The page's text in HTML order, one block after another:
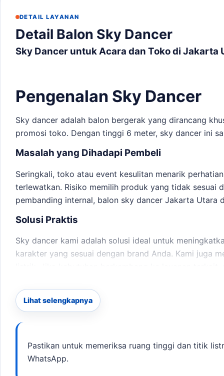
DETAIL LAYANAN
Detail Balon Sky Dancer
Sky Dancer untuk Acara dan Toko di Jakarta
Pengenalan Sky Dancer
Sky dancer adalah balon bergerak yang dirancang
promosi toko. Dengan tinggi 6 meter, sky dancer ini
Masalah yang Dihadapi Pembeli
Seringkali, toko atau event kesulitan menarik
terlewatkan. Risiko memilih produk yang tidak sesuai
pembanding internal, balon sky dancer Jakarta Utara
Solusi Praktis
Sky dancer kami adalah solusi ideal untuk
karakter yang sesuai dengan brand Anda. Kami juga
Penggunaan dan Kelebihan
Anda dapat memilih desain
Proses produksi memakan
Lihat selengkapnya
Pastikan untuk memeriksa ruang tinggi dan titik
WhatsApp.